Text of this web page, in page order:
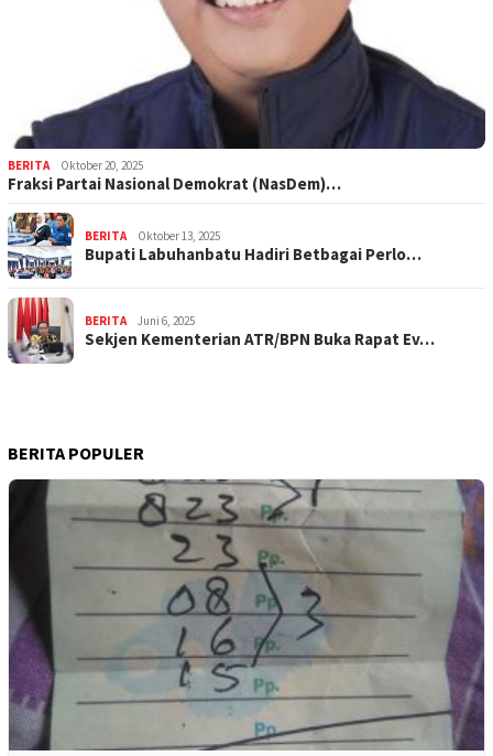
BERITA Oktober 20, 2025
Fraksi Partai Nasional Demokrat (NasDem)…
BERITA Oktober 13, 2025
Bupati Labuhanbatu Hadiri Betbagai Perlo…
BERITA Juni 6, 2025
Sekjen Kementerian ATR/BPN Buka Rapat Ev…
BERITA POPULER